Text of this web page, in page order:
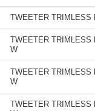
TWEETER TRIMLESS
TWEETER TRIMLESS
W
TWEETER TRIMLESS
W
TWEETER TRIMLESS